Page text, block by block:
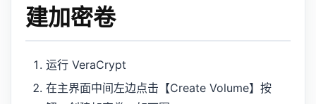
建加密卷
运行 VeraCrypt
在主界面中间左边点击【Create Volume】按